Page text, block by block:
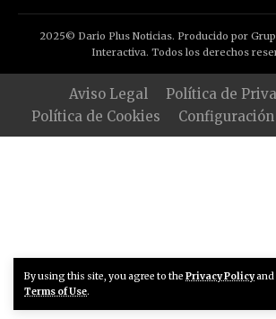
By using this site, you agree to the Privacy Policyand
Terms of Use.
2025© Dario Plus Noticias. Producido por
Interactiva. Todos los derechos
Aviso Legal
Política de
Política de Cookies